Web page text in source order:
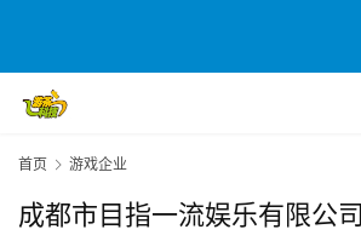
页
茶
创
首页 游戏企业
成都市目指一流娱乐有限公司